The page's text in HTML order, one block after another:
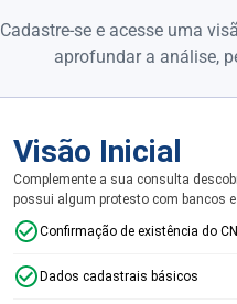
Cadastre-se e acesse uma
aprofundar a análise,
Visão Inicial
Complemente a sua consulta
possui algum protesto com bancos
Confirmação de existência do
Dados cadastrais básicos